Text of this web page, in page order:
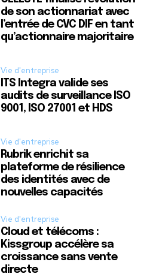
de son actionnariat avec
l’entrée de CVC DIF en tant
qu’actionnaire majoritaire
Vie d'entreprise
ITS Integra valide ses
audits de surveillance ISO
9001, ISO 27001 et HDS
Vie d'entreprise
Rubrik enrichit sa
plateforme de résilience
des identités avec de
nouvelles capacités
Vie d'entreprise
Cloud et télécoms :
Kissgroup accélère sa
croissance sans vente
directe